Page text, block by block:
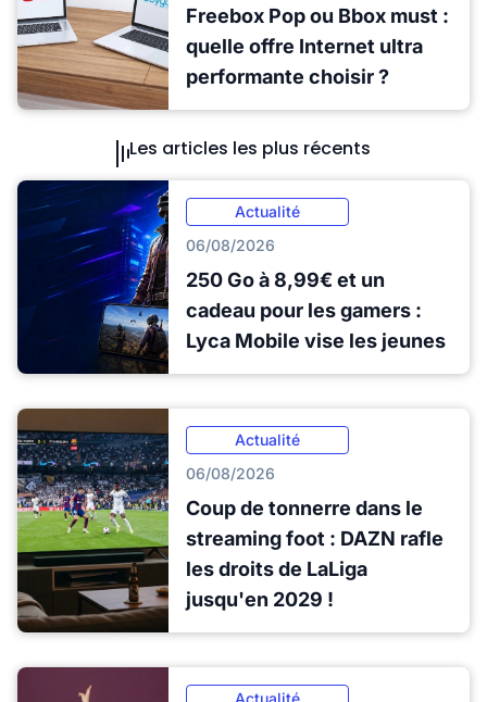
Freebox Pop ou Bbox must :
quelle offre Internet ultra
performante choisir ?
Les articles les plus récents
Actualité
06/08/2026
250 Go à 8,99€ et un
cadeau pour les gamers :
Lyca Mobile vise les jeunes
Actualité
06/08/2026
Coup de tonnerre dans le
streaming foot : DAZN rafle
les droits de LaLiga
jusqu'en 2029 !